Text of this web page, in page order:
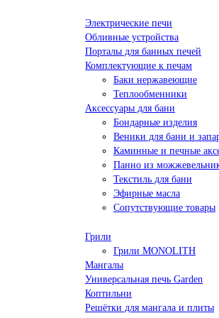
Электрические печи
Обливные устройства
Порталы для банных печей
Комплектующие к печам
Баки нержавеющие
Теплообменники
Аксессуары для бани
Бондарные изделия
Веники для бани и
Каминные и печные
Панно из
Текстиль для бани
Эфирные масла
Сопутствующие товары
Грили
Грили MONOLITH
Мангалы
Универсальная печь Garden
Коптильни
Решётки для мангала и плиты